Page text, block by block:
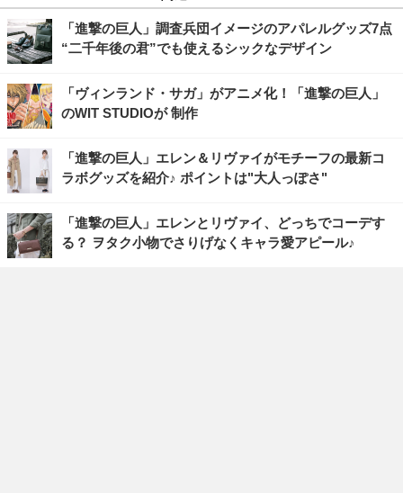
「進撃の巨人」調査兵団イメージのアパレルグッズ7点
“二千年後の君”でも使えるシックなデザイン
「ヴィンランド・サガ」がアニメ化！「進撃の巨人」
のWIT STUDIOが 制作
「進撃の巨人」エレン＆リヴァイがモチーフの最新コ
ラボグッズを紹介♪ ポイントは"大人っぽさ"
「進撃の巨人」エレンとリヴァイ、どっちでコーデす
る？ ヲタク小物でさりげなくキャラ愛アピール♪